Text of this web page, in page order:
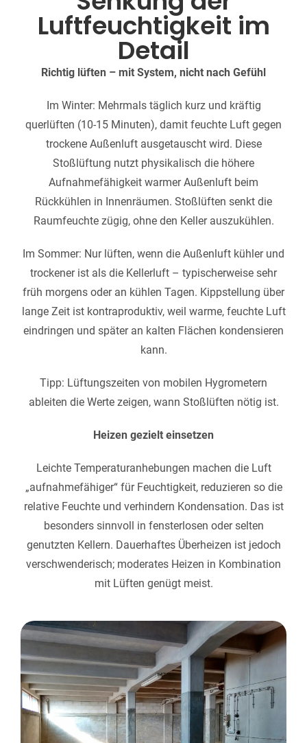
Luftfeuchtigkeit im
Detail
Richtig lüften – mit System, nicht nach Gefühl
Im Winter: Mehrmals täglich kurz und kräftig
querlüften (10-15 Minuten), damit feuchte Luft gegen
trockene Außenluft ausgetauscht wird. Diese
Stoßlüftung nutzt physikalisch die höhere
Aufnahmefähigkeit warmer Außenluft beim
Rückkühlen in Innenräumen. Stoßlüften senkt die
Raumfeuchte zügig, ohne den Keller auszukühlen.
Im Sommer: Nur lüften, wenn die Außenluft kühler und
trockener ist als die Kellerluft – typischerweise sehr
früh morgens oder an kühlen Tagen. Kippstellung über
lange Zeit ist kontraproduktiv, weil warme, feuchte Luft
eindringen und später an kalten Flächen kondensieren
kann.
Tipp: Lüftungszeiten von mobilen Hygrometern
ableiten die Werte zeigen, wann Stoßlüften nötig ist.
Heizen gezielt einsetzen
Leichte Temperaturanhebungen machen die Luft
„aufnahmefähiger“ für Feuchtigkeit, reduzieren so die
relative Feuchte und verhindern Kondensation. Das ist
besonders sinnvoll in fensterlosen oder selten
genutzten Kellern. Dauerhaftes Überheizen ist jedoch
verschwenderisch; moderates Heizen in Kombination
mit Lüften genügt meist.